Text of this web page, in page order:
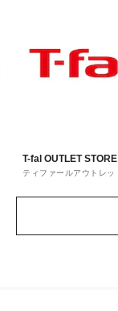
T-fal OUTLET STORE
ティファールアウトレッ